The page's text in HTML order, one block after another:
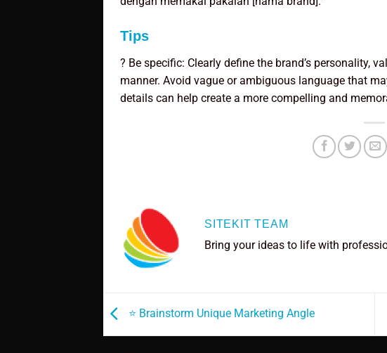
Tips
? Be specific: Clearly define the brand’s personality,
manner. Avoid vague or ambiguous language that
details can help create a more compelling and
SITEKIT TEAM
Bring your ideas to life with
⭐ Brainstorm Unique Marketing Angle